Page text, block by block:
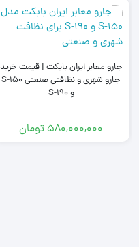
جارو معابر ایران بابکت | قیمت خرید
جارو شهری و نظافتی صنعتی S-150
و S-190
580,000,000تومان